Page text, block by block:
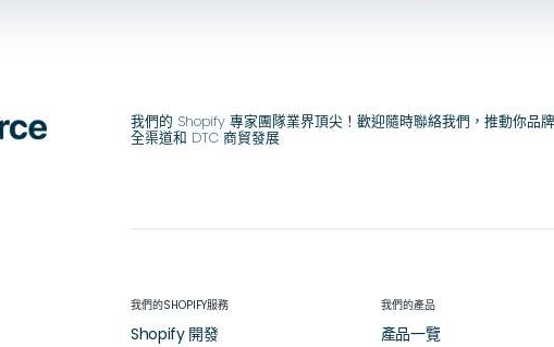
我們的 Shopify 專家團隊業界頂尖！歡迎隨時聯絡我們，推動你品
全渠道和 DTC 商貿發展
我們的SHOPIFY服務
Shopify 開發
我們的產品
產品一覽